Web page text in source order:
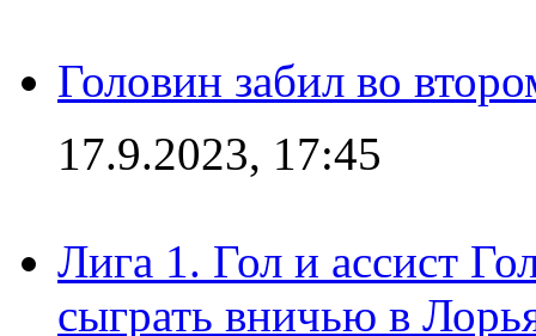
Головин забил во
17.9.2023, 17:45
Лига 1. Гол и ассист
сыграть вничью в